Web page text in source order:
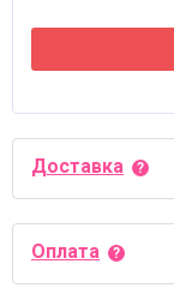
Доставка
Оплата